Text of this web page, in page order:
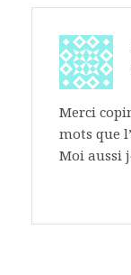
Merci
mots que
Moi aussi